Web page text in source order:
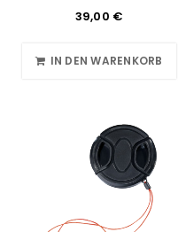
39,00 €
IN DEN WARENKORB